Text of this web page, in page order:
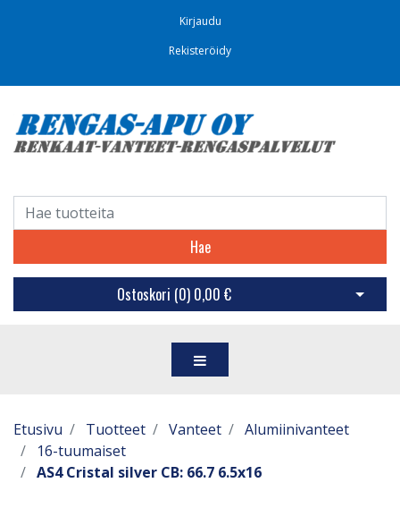
Kirjaudu
Rekisteröidy
Hae
Ostoskori (0) 0,00 € Avaa
Etusivu Tuotteet Vanteet
Alumiinivanteet
16-tuumaiset
AS4 Cristal silver CB: 66.7 6.5x16